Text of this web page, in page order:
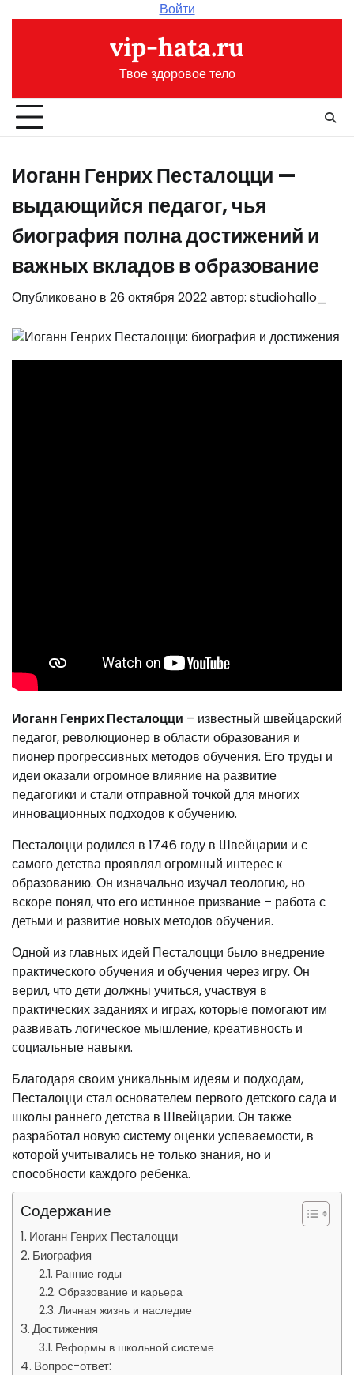
Войти
vip-hata.ru
Твое здоровое тело
Иоганн Генрих Песталоцци —
выдающийся педагог, чья
биография полна достижений и
важных вкладов в образование
Опубликовано в 26 октября 2022автор: studiohallo_
Иоганн Генрих Песталоцци – известный швейцарский
педагог, революционер в области образования и
пионер прогрессивных методов обучения. Его труды и
идеи оказали огромное влияние на развитие
педагогики и стали отправной точкой для многих
инновационных подходов к обучению.
Песталоцци родился в 1746 году в Швейцарии и с
самого детства проявлял огромный интерес к
образованию. Он изначально изучал теологию, но
вскоре понял, что его истинное призвание – работа с
детьми и развитие новых методов обучения.
Одной из главных идей Песталоцци было внедрение
практического обучения и обучения через игру. Он
верил, что дети должны учиться, участвуя в
практических заданиях и играх, которые помогают им
развивать логическое мышление, креативность и
социальные навыки.
Благодаря своим уникальным идеям и подходам,
Песталоцци стал основателем первого детского сада и
школы раннего детства в Швейцарии. Он также
разработал новую систему оценки успеваемости, в
которой учитывались не только знания, но и
способности каждого ребенка.
Содержание
Иоганн Генрих Песталоцци
Биография
Ранние годы
Образование и карьера
Личная жизнь и наследие
Достижения
Реформы в школьной системе
Вопрос-ответ: